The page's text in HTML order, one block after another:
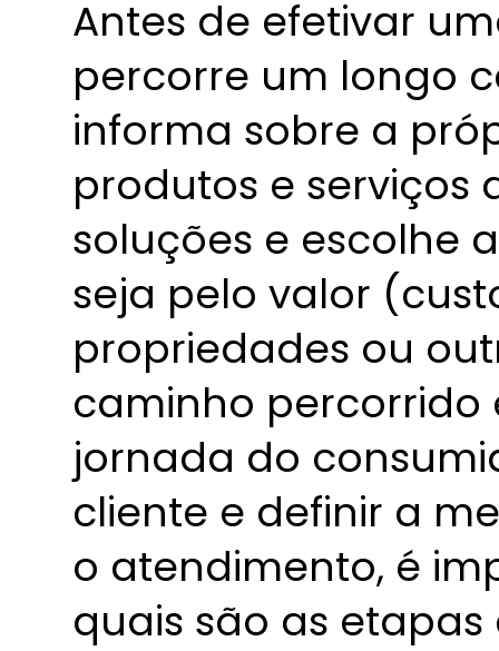
Antes de efetivar
percorre um longo
informa sobre a
produtos e serviços
soluções e escolhe
seja pelo valor
propriedades ou
caminho
jornada do
cliente e definir a
o atendimento, é
quais são as